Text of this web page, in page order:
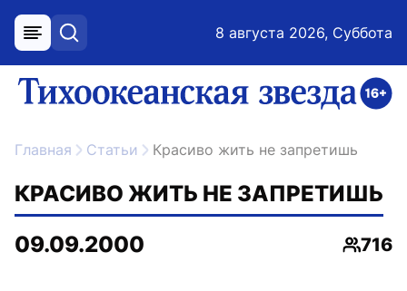
меню поиск 8 августа 2026, Суббота
ссылка на главную
Главная Статьи Красиво жить не запретишь
КРАСИВО ЖИТЬ НЕ ЗАПРЕТИШЬ
09.09.2000
716